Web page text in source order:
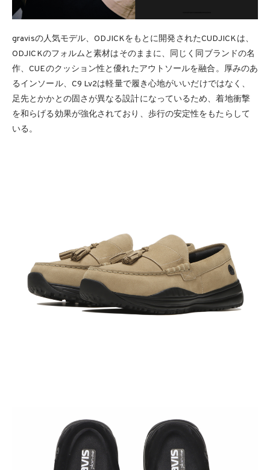
gravisの人気モデル、ODJICKをもとに開発されたCUDJICKは、
ODJICKのフォルムと素材はそのままに、同じく同ブランドの名
作、CUEのクッション性と優れたアウトソールを融合。厚みのあ
るインソール、C9 Lv2は軽量で履き心地がいいだけではなく、
足先とかかとの固さが異なる設計になっているため、着地衝撃
を和らげる効果が強化されており、歩行の安定性をもたらして
いる。